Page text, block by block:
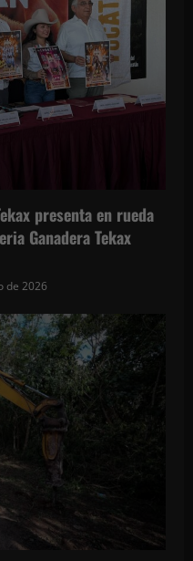
presenta en rueda
Ganadera Tekax
de 2026